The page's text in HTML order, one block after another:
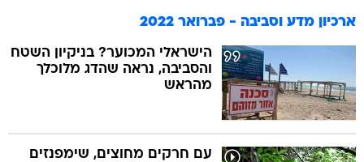
ארכיון מדע וסביבה - פברואר 2022
הישראלי המכוער? בניקיון השטח
והסביבה, נראה שהדג מלוכלך
מהראש
עם חרקים מחוצים, שימפנזים